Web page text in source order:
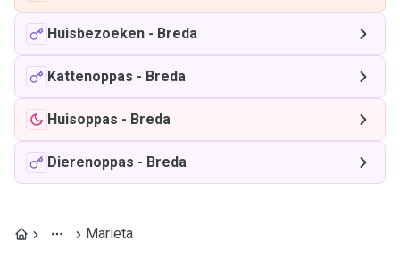
Huisbezoeken - Breda
Kattenoppas - Breda
Huisoppas - Breda
Dierenoppas - Breda
Marieta